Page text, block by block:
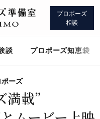
プロポーズ
相談
談 プロポーズ知恵袋
ポーズ
満載”
先輩の体験談